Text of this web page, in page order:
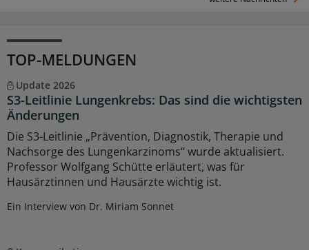
TOP-MELDUNGEN
Update 2026
S3-Leitlinie Lungenkrebs: Das sind die wichtigsten
Änderungen
Die S3-Leitlinie „Prävention, Diagnostik, Therapie und
Nachsorge des Lungenkarzinoms“ wurde aktualisiert.
Professor Wolfgang Schütte erläutert, was für
Hausärztinnen und Hausärzte wichtig ist.
Ein Interview von Dr. Miriam Sonnet